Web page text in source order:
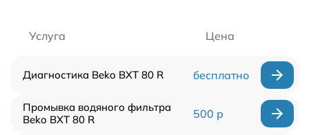
Услуга Цена
Диагностика Beko BXT 80 R бесплатно
Промывка водяного фильтра
Beko BXT 80 R
500 р